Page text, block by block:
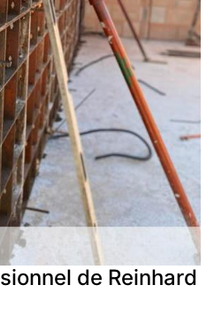
de Reinhard